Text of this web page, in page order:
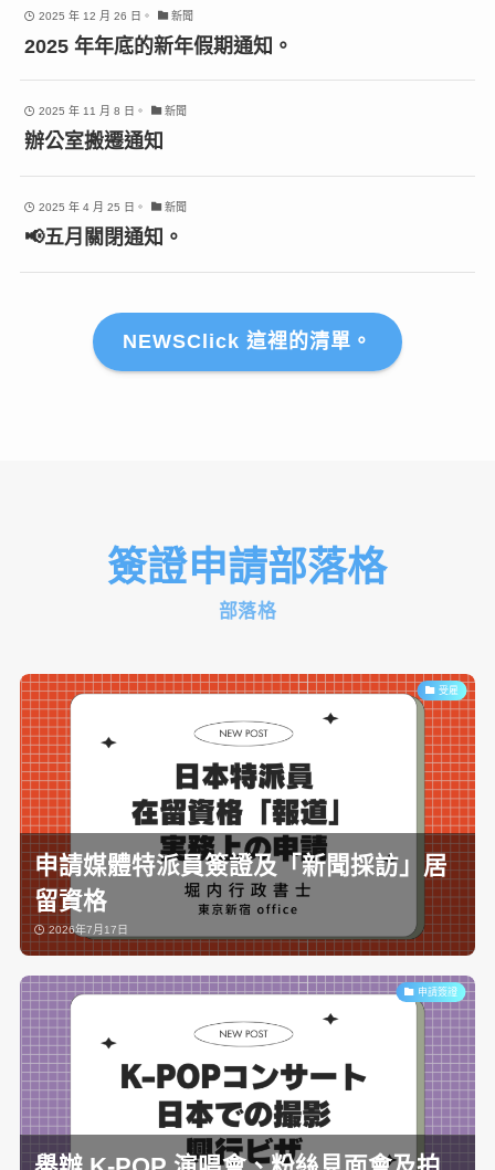
2025 年 12 月 26 日。 新聞
2025 年年底的新年假期通知。
2025 年 11 月 8 日。 新聞
辦公室搬遷通知
2025 年 4 月 25 日。 新聞
📢五月關閉通知。
NEWSClick 這裡的清單。
簽證申請部落格
部落格
受雇
申請媒體特派員簽證及「新聞採訪」居
留資格
2026年7月17日
申請簽證